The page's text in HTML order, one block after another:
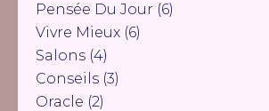
Pensée Du Jour (6)
Vivre Mieux (6)
Salons (4)
Conseils (3)
Oracle (2)